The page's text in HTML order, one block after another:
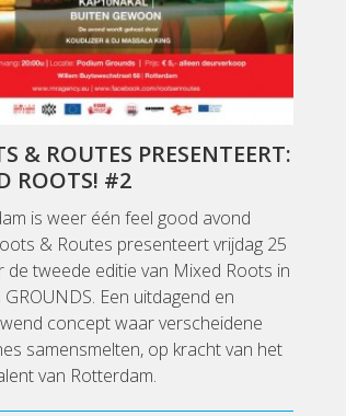
& ROUTES PRESENTEERT:
ROOTS! #2
is weer één feel good avond
& Routes presenteert vrijdag 25
de tweede editie van Mixed Roots in
Een uitdagend en
concept waar verscheidene
samensmelten, op kracht van het
van Rotterdam.